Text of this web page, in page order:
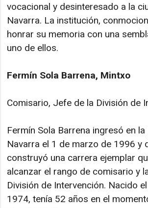
vocacional y desinteresado a la
Navarra. La institución,
honrar su memoria con una
uno de ellos.
Fermín Sola Barrena, Mintxo
Comisario, Jefe de la División de
Fermín Sola Barrena ingresó en
Navarra el 1 de marzo de 1996 y
construyó una carrera ejemplar
alcanzar el rango de comisario y
División de Intervención. Nacido
1974, tenía 52 años en el